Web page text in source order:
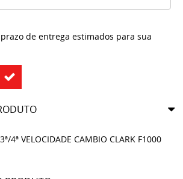
de entrega estimados para sua
4ª VELOCIDADE CAMBIO CLARK F1000